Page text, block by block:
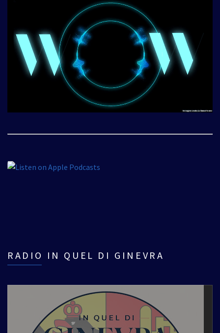
RADIO IN QUEL DI GINEVRA